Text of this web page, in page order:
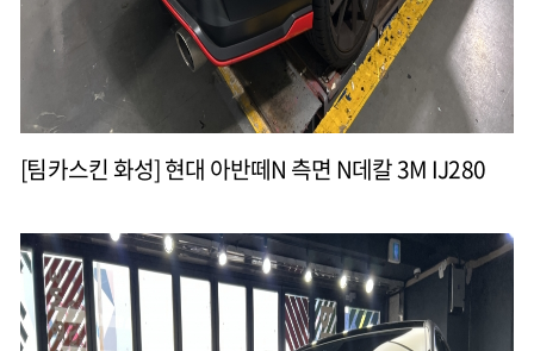
[팀카스킨 화성] 현대 아반떼N 측면 N데칼 3M IJ280